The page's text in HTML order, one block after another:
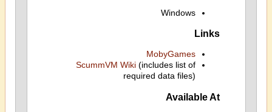
Windows
Links
MobyGames
ScummVM Wiki(includes list of
required data files)
Available At